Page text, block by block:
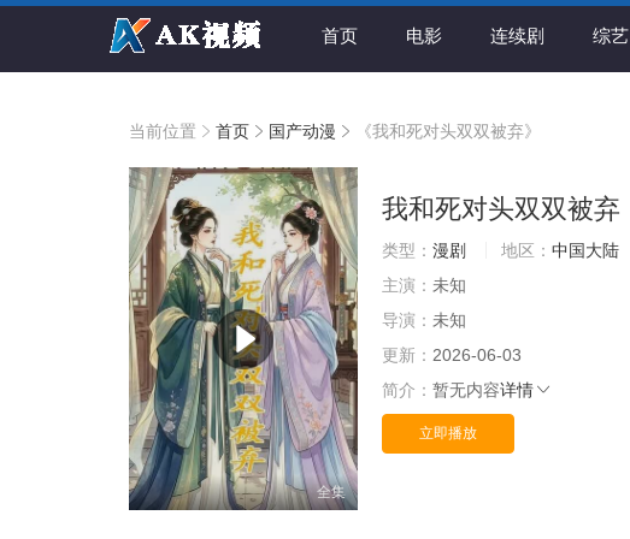
首页 电影 连续剧 综艺
当前位置 首页 国产动漫 《我和死对头双双被弃》
全集
我和死对头双双被弃
类型： 漫剧 地区： 中国大陆
主演： 未知
导演： 未知
更新： 2026-06-03
简介： 暂无内容详情
立即播放